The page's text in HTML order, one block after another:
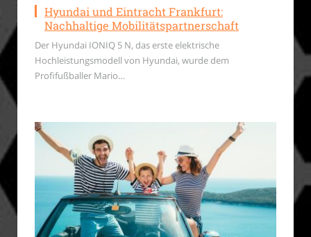
Hyundai und Eintracht Frankfurt:
Nachhaltige Mobilitätspartnerschaft
Der Hyundai IONIQ 5 N, das erste elektrische
Hochleistungsmodell von Hyundai, wurde dem
Profifußballer Mario…